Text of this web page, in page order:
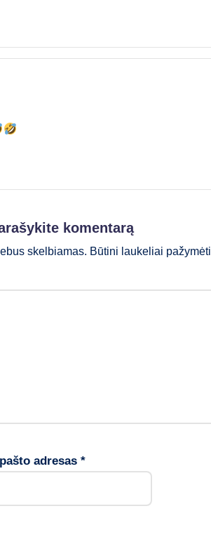
komentarą
skelbiamas. Būtini laukeliai pažymėti
adresas *